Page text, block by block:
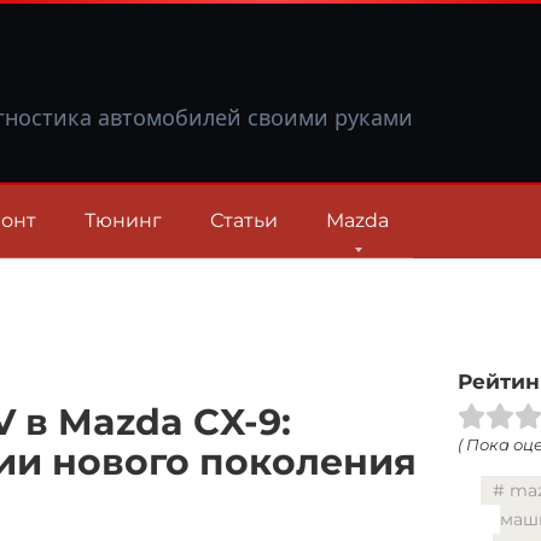
автомобилей своими руками
Тюнинг Статьи Mazda
в Mazda CX-9:
нового поколения
( Пока